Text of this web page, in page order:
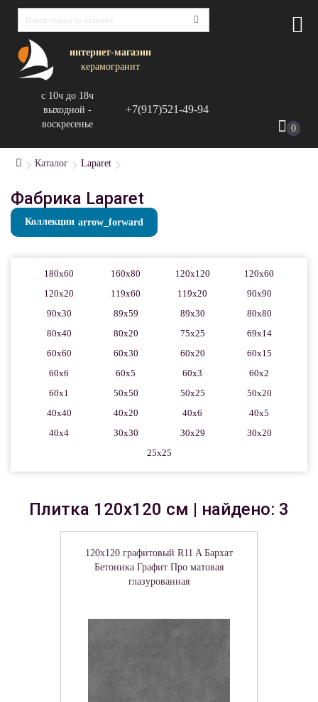
интернет-магазин
керамогранит
с 10ч до 18ч
выходной -
воскресенье
+7(917)521-49-94
0
Каталог Laparet
Фабрика Laparet
Коллекции
180x60 160x80 120x120
120x60
120x20
119x60 119x20
90x90
90x30
89x59 89x30
80x80
80x40
80x20 75x25
69x14
60x60
60x30 60x20
60x15
60x6
60x5 60x3
60x2
60x1
50x50 50x25
50x20
40x40
40x20 40x6
40x5
40x4
30x30 30x29
30x20
25x25
Плитка 120x120 см | найдено: 3
120x120 графитовый R11 A Бархат
Бетоника Графит Про матовая
глазурованная